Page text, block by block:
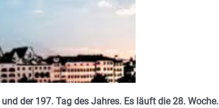
und der 197. Tag des Jahres. Es läuft die 28. Woche.